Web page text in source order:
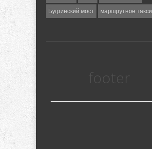
Бугринский мост маршрутное такси
footer